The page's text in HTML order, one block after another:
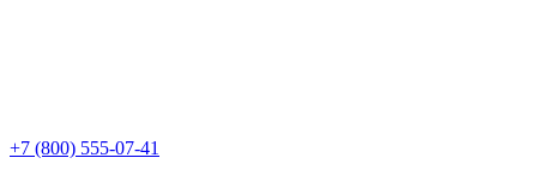
+7 (800) 555-07-41